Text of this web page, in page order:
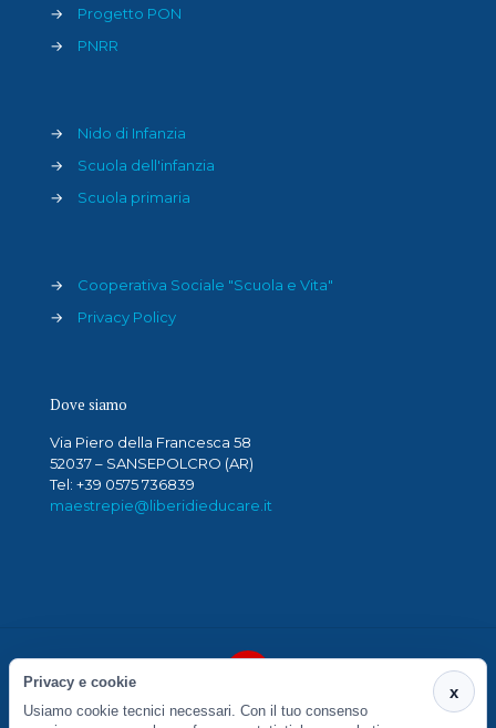
→
Progetto PON
→
PNRR
→
Nido di Infanzia
→
Scuola dell'infanzia
→
Scuola primaria
→
Cooperativa Sociale "Scuola e Vita"
→
Privacy Policy
Dove siamo
Via Piero della Francesca 58
52037 – SANSEPOLCRO (AR)
Tel: +39 0575 736839
maestrepie@liberidieducare.it
"SCUOLA E VITA" COOP. SOCIALE ONLUS A.R.L. VIA
x
Privacy e cookie
Usiamo cookie tecnici necessari. Con il tuo consenso